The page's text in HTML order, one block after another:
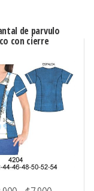
de parvulo
con cierre